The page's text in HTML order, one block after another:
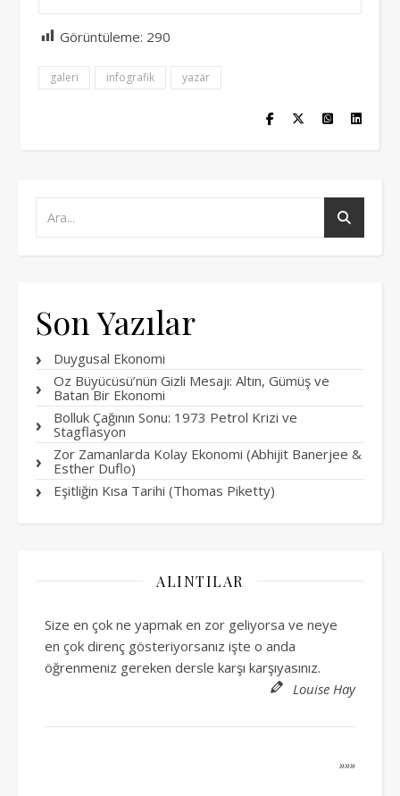
Görüntüleme: 290
galeri infografik yazar
Son Yazılar
Duygusal Ekonomi
Oz Büyücüsü’nün Gizli Mesajı: Altın, Gümüş ve
Batan Bir Ekonomi
Bolluk Çağının Sonu: 1973 Petrol Krizi ve
Stagflasyon
Zor Zamanlarda Kolay Ekonomi (Abhijit Banerjee &
Esther Duflo)
Eşitliğin Kısa Tarihi (Thomas Piketty)
ALINTILAR
Size en çok ne yapmak en zor geliyorsa ve neye
en çok direnç gösteriyorsanız işte o anda
öğrenmeniz gereken dersle karşı karşıyasınız.
Louise Hay
»»»